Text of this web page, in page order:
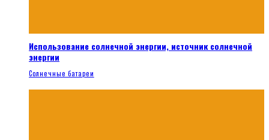
Использование солнечной энергии, источник солнечной
энергии
Солнечные батареи